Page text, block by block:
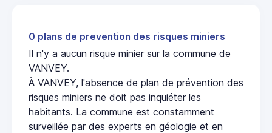
0 plans de prevention des risques miniers
Il n'y a aucun risque minier sur la commune de
VANVEY.
À VANVEY, l'absence de plan de prévention des
risques miniers ne doit pas inquiéter les
habitants. La commune est constamment
surveillée par des experts en géologie et en